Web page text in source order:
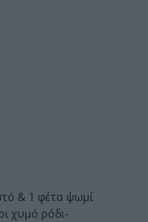
& 1 φέτα ψωμί
χυμό ρόδι-